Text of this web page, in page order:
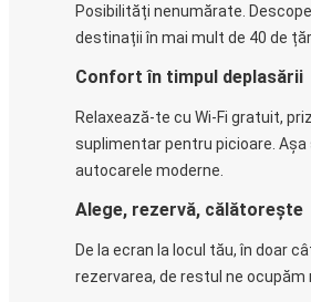
Posibilități nenumărate.
destinații în mai mult de 40 de
Confort în timpul deplasării
Relaxează-te cu Wi-Fi gratuit,
suplimentar pentru picioare.
autocarele moderne.
Alege, rezervă, călătorește
De la ecran la locul tău, în doar
rezervarea, de restul ne ocupăm